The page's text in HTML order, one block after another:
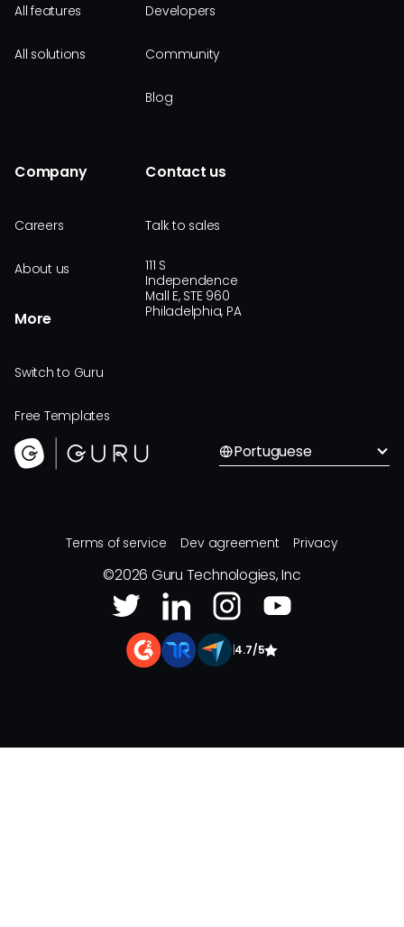
All features
All solutions
Developers
Community
Blog
Company
Careers
About us
More
Switch to Guru
Free Templates
Contact us
Talk to sales
111 S
Independence
Mall E, STE 960
Philadelphia, PA
Portuguese
Terms of service Dev agreement Privacy
©2026 Guru Technologies, Inc
4.7/5